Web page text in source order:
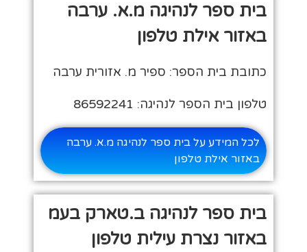
בית ספר לנהיגה מ.א. ערבה
באזור אילת טלפון
כתובת בית הספר: ספיר מ. אזורית ערבה
טלפון בית הספר לנהיגה: 86592241
לכל המידע על בית ספר לנהיגה מ.א. ערבה
באזור אילת טלפון
בית ספר לנהיגה ב.טארק בעמ
באזור נצרת עילית טלפון